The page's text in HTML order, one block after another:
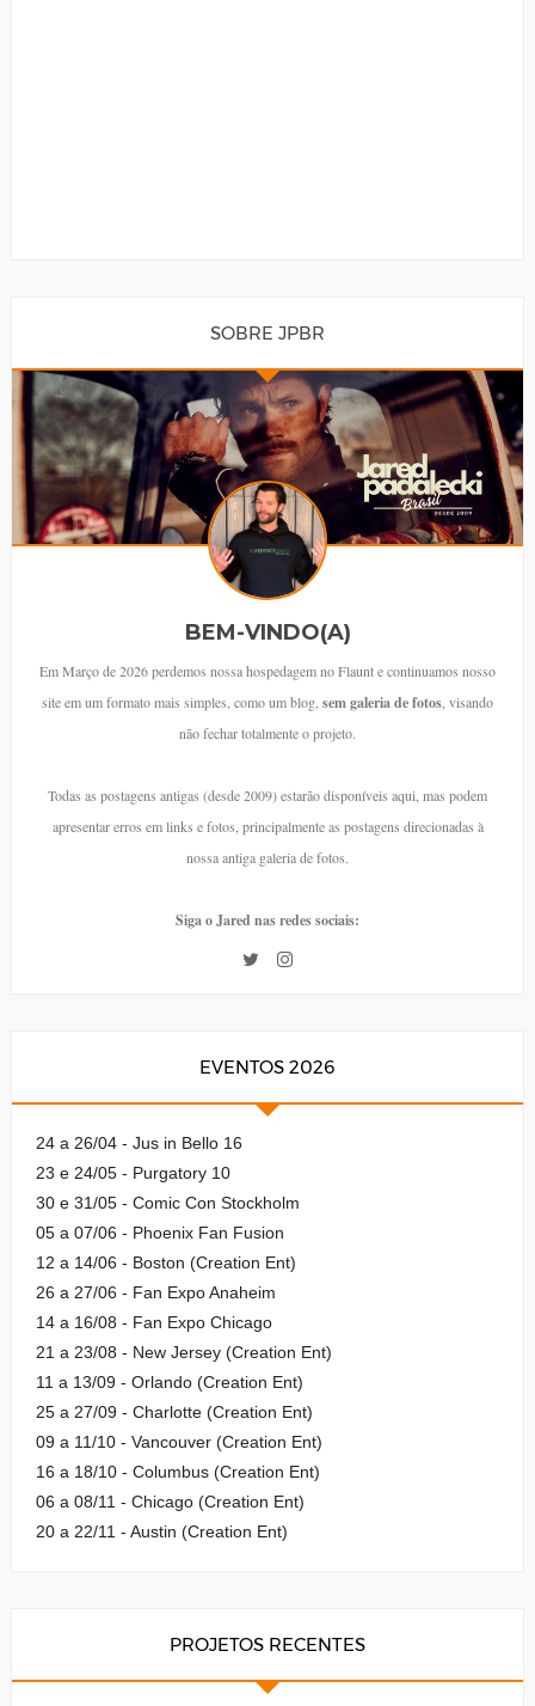
SOBRE JPBR
BEM-VINDO(A)
Em Março de 2026 perdemos nossa hospedagem no Flaunt e continuamos nosso
site em um formato mais simples, como um blog, sem galeria de fotos , visando
não fechar totalmente o projeto.
Todas as postagens antigas (desde 2009) estarão disponíveis aqui, mas podem
apresentar erros em links e fotos, principalmente as postagens direcionadas à
nossa antiga galeria de fotos.
Siga o Jared nas redes sociais:
EVENTOS 2026
24 a 26/04 - Jus in Bello 16
23 e 24/05 - Purgatory 10
30 e 31/05 - Comic Con Stockholm
05 a 07/06 - Phoenix Fan Fusion
12 a 14/06 - Boston (Creation Ent)
26 a 27/06 - Fan Expo Anaheim
14 a 16/08 - Fan Expo Chicago
21 a 23/08 - New Jersey (Creation Ent)
11 a 13/09 - Orlando (Creation Ent)
25 a 27/09 - Charlotte (Creation Ent)
09 a 11/10 - Vancouver (Creation Ent)
16 a 18/10 - Columbus (Creation Ent)
06 a 08/11 - Chicago (Creation Ent)
20 a 22/11 - Austin (Creation Ent)
PROJETOS RECENTES